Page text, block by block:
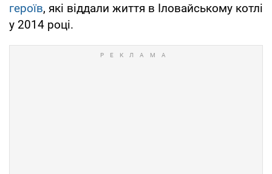
героїв, які віддали життя в Іловайському котлі
у 2014 році.